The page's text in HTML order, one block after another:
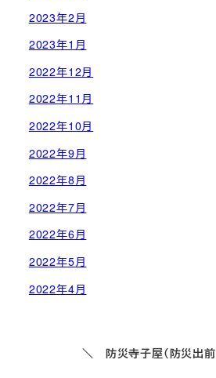
2023年2月
2023年1月
2022年12月
2022年11月
2022年10月
2022年9月
2022年8月
2022年7月
2022年6月
2022年5月
2022年4月
＼ 防災寺子屋（防災出